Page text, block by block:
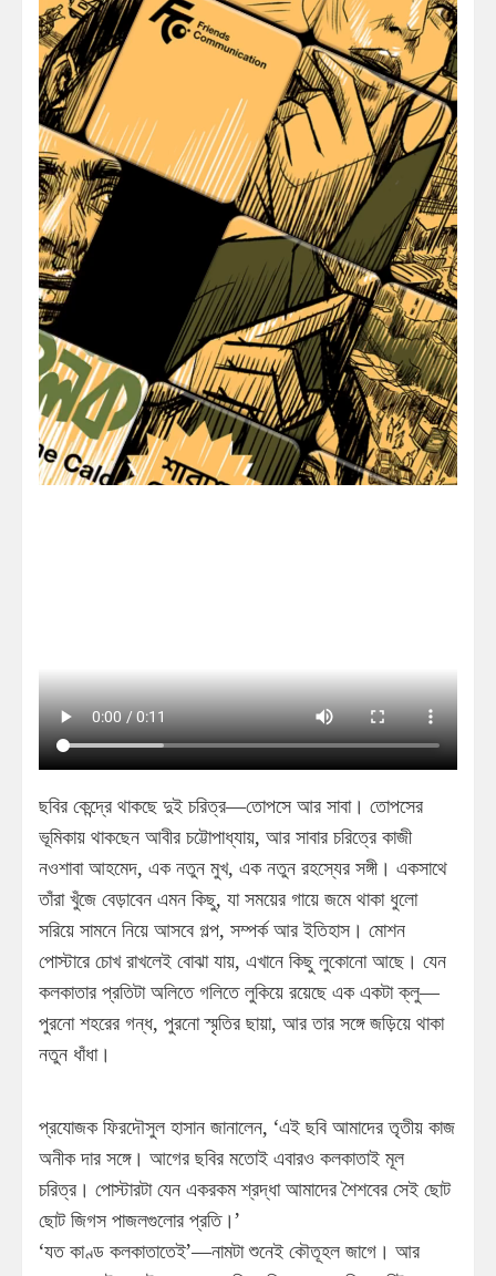
ছবির কেন্দ্রে থাকছে দুই চরিত্র—তোপসে আর সাবা। তোপসের
ভূমিকায় থাকছেন আবীর চট্টোপাধ্যায়, আর সাবার চরিত্রে কাজী
নওশাবা আহমেদ, এক নতুন মুখ, এক নতুন রহস্যের সঙ্গী। একসাথে
তাঁরা খুঁজে বেড়াবেন এমন কিছু, যা সময়ের গায়ে জমে থাকা ধুলো
সরিয়ে সামনে নিয়ে আসবে গল্প, সম্পর্ক আর ইতিহাস। মোশন
পোস্টারে চোখ রাখলেই বোঝা যায়, এখানে কিছু লুকোনো আছে। যেন
কলকাতার প্রতিটা অলিতে গলিতে লুকিয়ে রয়েছে এক একটা ক্লু—
পুরনো শহরের গন্ধ, পুরনো স্মৃতির ছায়া, আর তার সঙ্গে জড়িয়ে থাকা
নতুন ধাঁধা।
প্রযোজক ফিরদৌসুল হাসান জানালেন, ‘এই ছবি আমাদের তৃতীয় কাজ
অনীক দার সঙ্গে। আগের ছবির মতোই এবারও কলকাতাই মূল
চরিত্র। পোস্টারটা যেন একরকম শ্রদ্ধা আমাদের শৈশবের সেই ছোট
ছোট জিগস পাজলগুলোর প্রতি।’
‘যত কাণ্ড কলকাতাতেই’—নামটা শুনেই কৌতূহল জাগে। আর